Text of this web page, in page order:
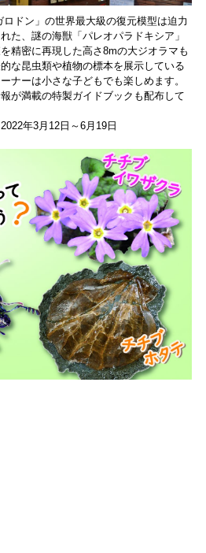
ドン」の世界最大級の復元模型は迫力
た、謎の海獣「パレオパラドキシア」
精密に再現した高さ8mの大ジオラマも
な昆虫類や植物の標本を展示している
ナーは小さな子どもでも楽しめます。
が満載の特製ガイドブックも配布して
年3月12日～6月19日